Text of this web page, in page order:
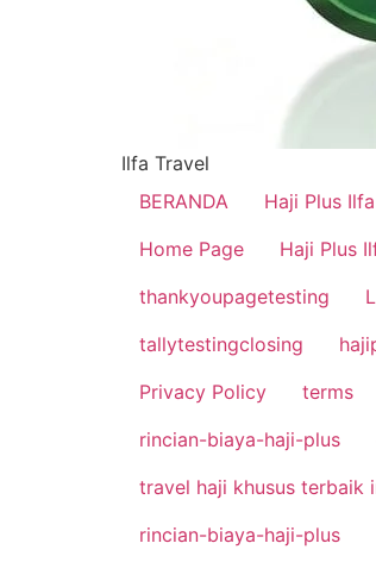
Ilfa Travel
BERANDA
Haji Plus
Home Page
Haji Plus
thankyoupagetesting
tallytestingclosing
Privacy Policy
terms
rincian-biaya-haji-plus
travel haji khusus terbaik
rincian-biaya-haji-plus